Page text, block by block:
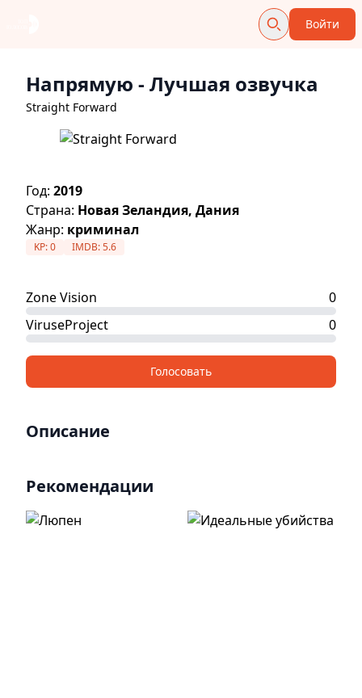
Войти
Напрямую - Лучшая озвучка
Straight Forward
Год: 2019
Страна: Новая Зеландия, Дания
Жанр: криминал
KP:0 IMDB:5.6
Zone Vision
0
ViruseProject
0
Голосовать
Описание
Рекомендации